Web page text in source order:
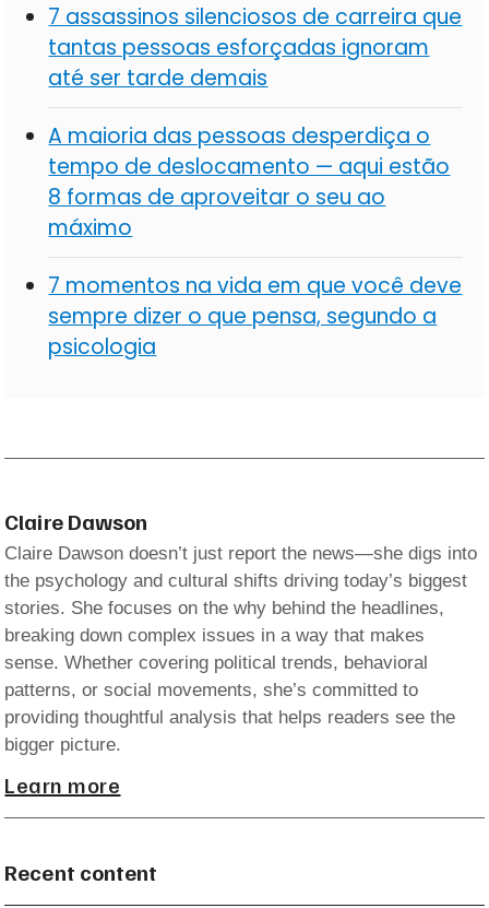
7 assassinos silenciosos de carreira que
tantas pessoas esforçadas ignoram
até ser tarde demais
A maioria das pessoas desperdiça o
tempo de deslocamento — aqui estão
8 formas de aproveitar o seu ao
máximo
7 momentos na vida em que você deve
sempre dizer o que pensa, segundo a
psicologia
Claire Dawson
Claire Dawson doesn’t just report the news—she digs into
the psychology and cultural shifts driving today’s biggest
stories. She focuses on the why behind the headlines,
breaking down complex issues in a way that makes
sense. Whether covering political trends, behavioral
patterns, or social movements, she’s committed to
providing thoughtful analysis that helps readers see the
bigger picture.
Learn more
Recent content